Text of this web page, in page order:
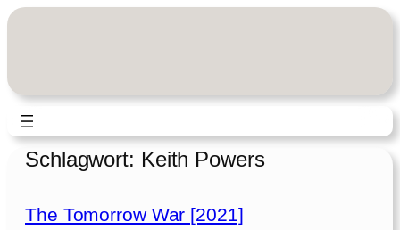
Zum
Schlagwort: Keith Powers
The Tomorrow War [2021]